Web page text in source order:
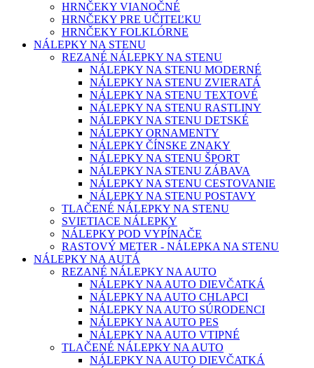
HRNČEKY VIANOČNÉ
HRNČEKY PRE UČITEĽKU
HRNČEKY FOLKLÓRNE
NÁLEPKY NA STENU
REZANÉ NÁLEPKY NA STENU
NÁLEPKY NA STENU MODERNÉ
NÁLEPKY NA STENU ZVIERATÁ
NÁLEPKY NA STENU TEXTOVÉ
NÁLEPKY NA STENU RASTLINY
NÁLEPKY NA STENU DETSKÉ
NÁLEPKY ORNAMENTY
NÁLEPKY ČÍNSKE ZNAKY
NÁLEPKY NA STENU ŠPORT
NÁLEPKY NA STENU ZÁBAVA
NÁLEPKY NA STENU CESTOVANIE
NÁLEPKY NA STENU POSTAVY
TLAČENÉ NÁLEPKY NA STENU
SVIETIACE NÁLEPKY
NÁLEPKY POD VYPÍNAČE
RASTOVÝ METER - NÁLEPKA NA STENU
NÁLEPKY NA AUTÁ
REZANÉ NÁLEPKY NA AUTO
NÁLEPKY NA AUTO DIEVČATKÁ
NÁLEPKY NA AUTO CHLAPCI
NÁLEPKY NA AUTO SÚRODENCI
NÁLEPKY NA AUTO PES
NÁLEPKY NA AUTO VTIPNÉ
TLAČENÉ NÁLEPKY NA AUTO
NÁLEPKY NA AUTO DIEVČATKÁ